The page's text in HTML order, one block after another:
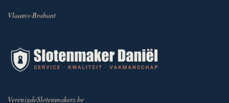
Vlaams-Brabant
VerenigdeSlotenmakers.be